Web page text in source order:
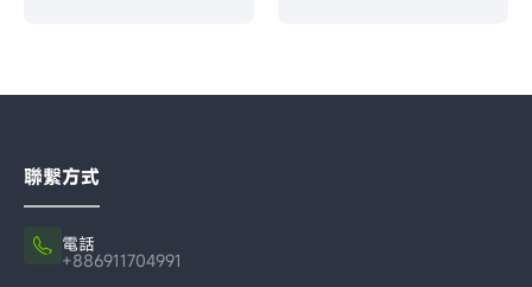
聯繫方式
電話
+886911704991